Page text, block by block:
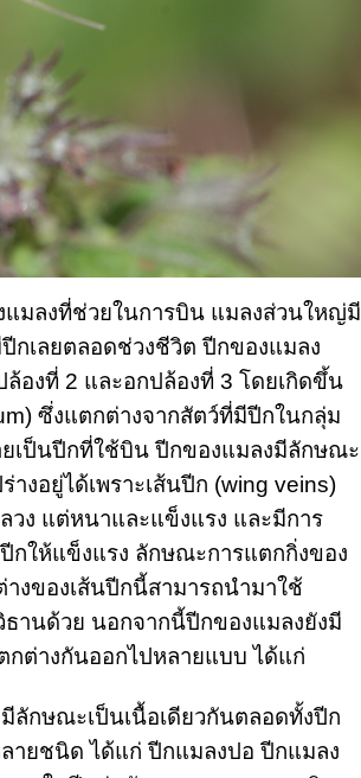
มลงที่ช่วยในการบิน แมลงส่วนใหญ่มี
กเลยตลอดช่วงชีวิต ปีกของแมลง
องที่ 2 และอกปล้องที่ 3 โดยเกิดขึ้น
ซึ่งแตกต่างจากสัตว์ที่มีปีกในกลุ่ม
เป็นปีกที่ใช้บิน ปีกของแมลงมีลักษณะ
งอยู่ได้เพราะเส้นปีก (wing veins)
ง แต่หนาและแข็งแรง และมีการ
ให้แข็งแรง ลักษณะการแตกกิ่งของ
งของเส้นปีกนี้สามารถนำมาใช้
านด้วย นอกจากนี้ปีกของแมลงยังมี
ต่างกันออกไปหลายแบบ ได้แก่
ลักษณะเป็นเนื้อเดียวกันตลอดทั้งปีก
ายชนิด ได้แก่ ปีกแมลงปอ ปีกแมลง